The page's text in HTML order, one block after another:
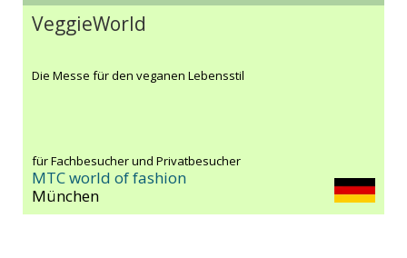
VeggieWorld
Die Messe für den veganen Lebensstil
für Fachbesucher und Privatbesucher
MTC world of fashion
München